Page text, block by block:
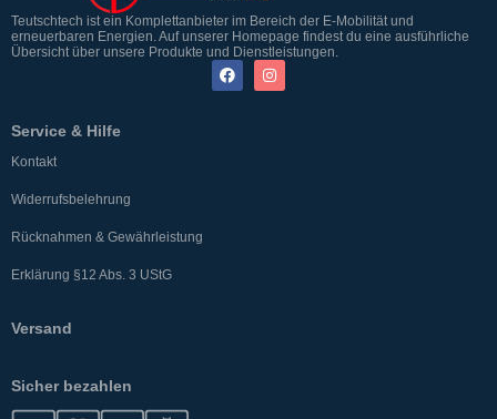
Teutschtech ist ein Komplettanbieter im Bereich der E-Mobilität und
erneuerbaren Energien. Auf unserer Homepage findest du eine ausführliche
Übersicht über unsere Produkte und Dienstleistungen.
Service & Hilfe
Kontakt
Widerrufsbelehrung
Rücknahmen & Gewährleistung
Erklärung §12 Abs. 3 UStG
Versand
Sicher bezahlen